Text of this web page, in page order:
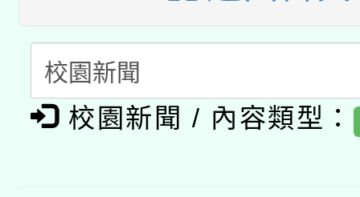
接種之民眾」措施，延
月28日止
用水績優單位及節水達
動」
開 智慧啟航」
「2026桃園藝術巡演
關事宜
轉知教育部國民及學前
國立臺灣師範大學辦
函轉國家教育研究院中
校園新聞 / 內容類型：